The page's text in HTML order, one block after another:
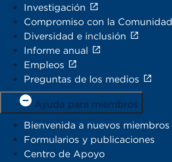
Investigación
Compromiso con la Comunidad
Diversidad e inclusión
Informe anual
Empleos
Preguntas de los medios
Ayuda para miembros
Bienvenida a nuevos miembros
Formularios y publicaciones
Centro de Apoyo